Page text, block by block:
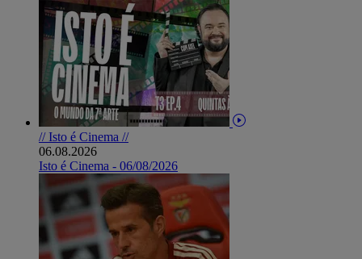
// Isto é Cinema //
06.08.2026
Isto é Cinema - 06/08/2026